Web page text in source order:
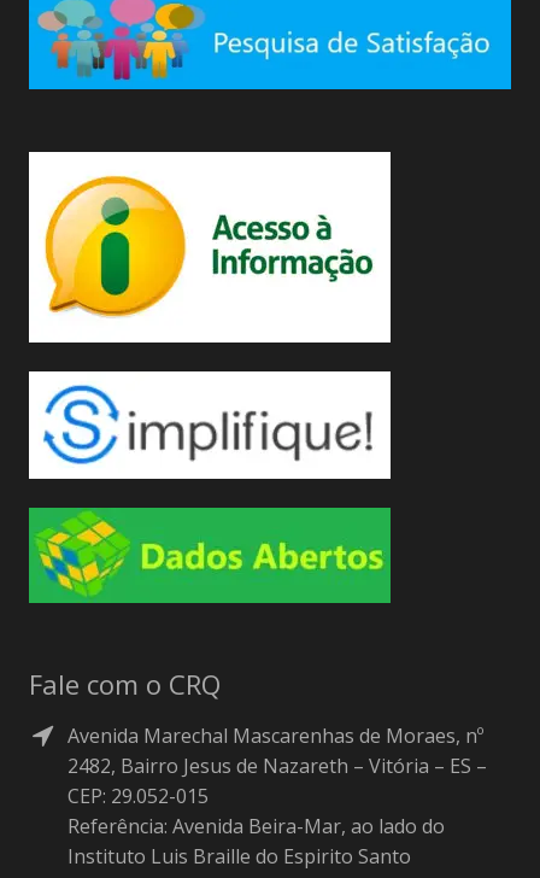
Fale com o CRQ
Avenida Marechal Mascarenhas de Moraes, nº
2482, Bairro Jesus de Nazareth – Vitória – ES –
CEP: 29.052-015
Referência: Avenida Beira-Mar, ao lado do
Instituto Luis Braille do Espirito Santo